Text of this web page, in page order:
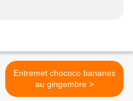
Entremet chococo bananes
au gingembre >